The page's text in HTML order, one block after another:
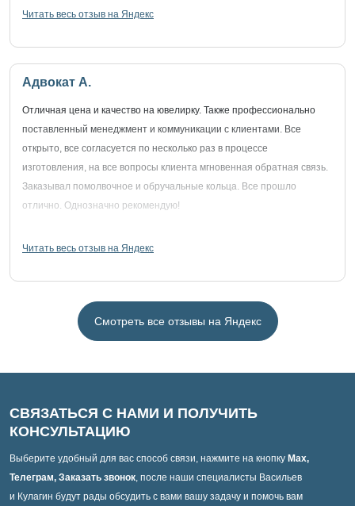
Читать весь отзыв на Яндекс
Адвокат А.
Отличная цена и качество на ювелирку. Также профессионально
поставленный менеджмент и коммуникации с клиентами. Все
открыто, все согласуется по несколько раз в процессе
изготовления, на все вопросы клиента мгновенная обратная связь.
Заказывал помолвочное и обручальные кольца. Все прошло
отлично. Однозначно рекомендую!
Читать весь отзыв на Яндекс
Смотреть все отзывы на Яндекс
СВЯЗАТЬСЯ С НАМИ И ПОЛУЧИТЬ
КОНСУЛЬТАЦИЮ
Выберите удобный для вас способ связи, нажмите на кнопку Max,
Телеграм, Заказать звонок, после наши специалисты Васильев
и Кулагин будут рады обсудить с вами вашу задачу и помочь вам